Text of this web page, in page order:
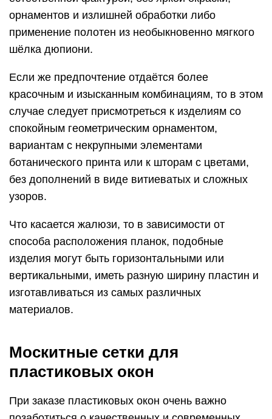
узоров.
Что касается жалюзи, то в зависимости от
способа расположения планок, подобные
вертикальными, иметь разную ширину пластин и
изготавливаться из самых различных
материалов.
Москитные сетки для
пластиковых окон
позаботиться о качественных и современных
москитных сетках. Они служат защитой от
проникновения в комнату летающих насекомых,
а в весенне-летний период — тополиного пуха
В его состав входит стекловолокно, запаянное в
полимер. Сетка надежно крепится с помощью
соединенном уголками из пластика.